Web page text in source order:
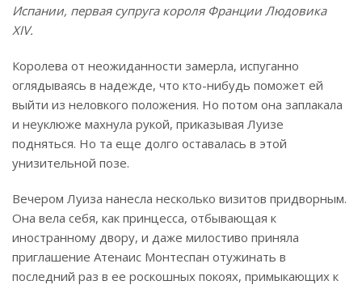
Испании, первая супруга короля Франции Людовика
XIV.
Королева от неожиданности замерла, испуганно
оглядываясь в надежде, что кто-нибудь поможет ей
выйти из неловкого положения. Но потом она заплакала
и неуклюже махнула рукой, приказывая Луизе
подняться. Но та еще долго оставалась в этой
унизительной позе.
Вечером Луиза нанесла несколько визитов придворным.
Она вела себя, как принцесса, отбывающая к
иностранному двору, и даже милостиво приняла
приглашение Атенаис Монтеспан отужинать в
последний раз в ее роскошных покоях, примыкающих к